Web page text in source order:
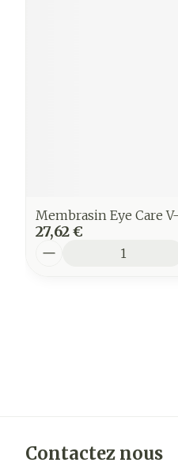
Membrasin Eye Care
27,62 €
Contactez nous